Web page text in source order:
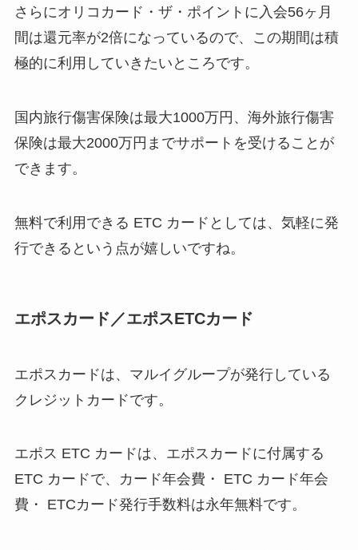
さらにオリコカード・ザ・ポイントに入会56ヶ月
間は還元率が2倍になっているので、この期間は積
極的に利用していきたいところです。
国内旅行傷害保険は最大1000万円、海外旅行傷害
保険は最大2000万円までサポートを受けることが
できます。
無料で利用できる ETC カードとしては、気軽に発
行できるという点が嬉しいですね。
エポスカード／エポスETCカード
エポスカードは、マルイグループが発行している
クレジットカードです。
エポス ETC カードは、エポスカードに付属する
ETC カードで、カード年会費・ ETC カード年会
費・ ETCカード発行手数料は永年無料です。